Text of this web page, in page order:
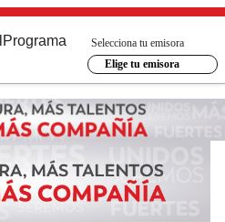
Programa
Selecciona tu emisora
Elige tu emisora